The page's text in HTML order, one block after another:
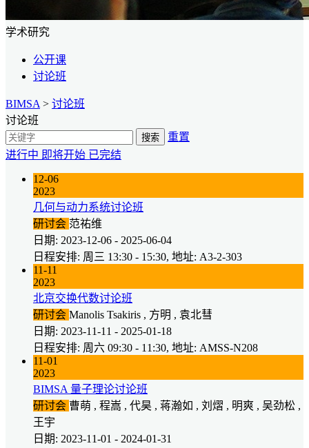
学术研究
公开课
讨论班
BIMSA > 讨论班
讨论班
搜索
重置
进行中 即将开始 已完结
12-06
2023
几何与动力系统讨论班
研讨会 范祐维
日期: 2023-12-06 - 2025-06-04
日程安排: 周三 13:30 - 15:30, 地址: A3-2-303
11-11
2023
北京交换代数讨论班
研讨会 Manolis Tsakiris , 方明 , 袁北彗
日期: 2023-11-11 - 2025-01-18
日程安排: 周六 09:30 - 11:30, 地址: AMSS-N208
11-01
2023
BIMSA 量子理论讨论班
研讨会 曹萌 , 程嵩 , 代昊 , 蒋瀚如 , 刘熠 , 明爽 , 吴劲松 ,
王宇
日期: 2023-11-01 - 2024-01-31